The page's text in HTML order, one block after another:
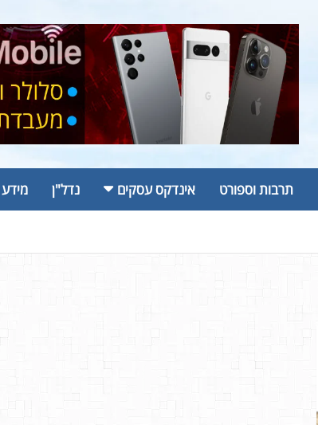
תרבות וספורט אינדקס עסקים נדל"ן